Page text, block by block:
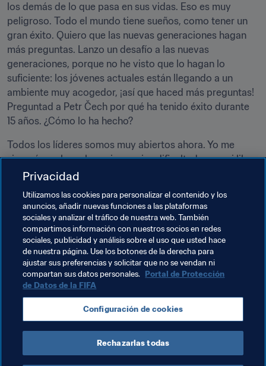
los demás de lo que pasa en sus vidas. Eso es muy
peligroso. Todo el mundo tiene sueños, como tener un
gran éxito. Quiero que las nuevas generaciones hagan
más preguntas. Lanzo un desafío a las nuevas
generaciones, porque no he visto que lo hagan lo
suficiente: los jóvenes actuales están llegando a un
ambiente muy acogedor, ¡así que haced más preguntas!
Preguntad a Petr Čech por qué ha tenido éxito durante
15 años. ¿Cómo lo ha hecho?
Todos los líderes somos muy abiertos ahora. Yo me
sinceré mucho sobre mis propias dificultades en mi libro.
Los líderes son vulnerables y siempre lo serán. Ser
son algunos de los temas que me gustaría abordar.
Temas relacionados
Promoción del fútbol England Alemania
Privacidad
Utilizamos las cookies para personalizar el contenido y los
anuncios, añadir nuevas funciones a las plataformas
sociales y analizar el tráfico de nuestra web. También
compartimos información con nuestros socios en redes
sociales, publicidad y análisis sobre el uso que usted hace
de nuestra página. Use los botones de la derecha para
ajustar sus preferencias y solicitar que no se vendan ni
compartan sus datos personales. Portal de Protección
de Datos de la FIFA
Configuración de cookies
Rechazarlas todas